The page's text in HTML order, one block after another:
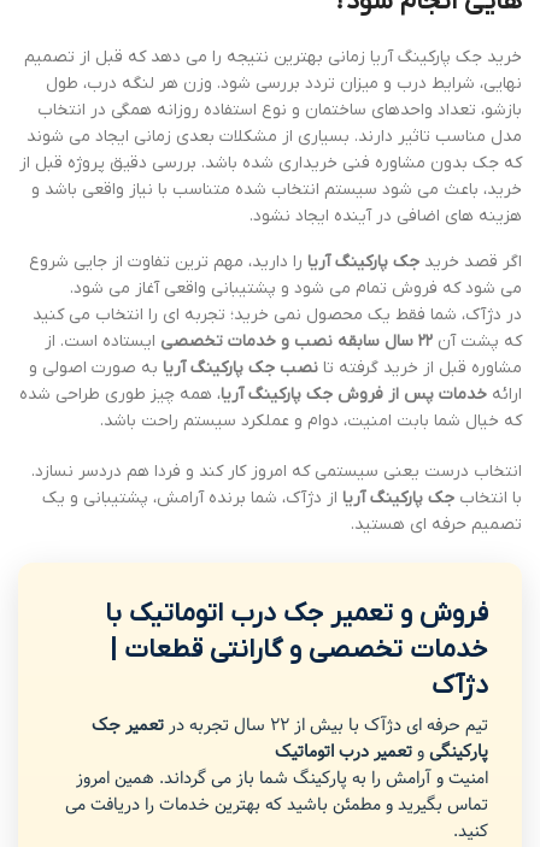
خرید جک پارکینگ آریا زمانی بهترین نتیجه را می دهد که قبل از تصمیم
نهایی، شرایط درب و میزان تردد بررسی شود. وزن هر لنگه درب، طول
بازشو، تعداد واحدهای ساختمان و نوع استفاده روزانه همگی در انتخاب
مدل مناسب تاثیر دارند. بسیاری از مشکلات بعدی زمانی ایجاد می شوند
که جک بدون مشاوره فنی خریداری شده باشد. بررسی دقیق پروژه قبل از
خرید، باعث می شود سیستم انتخاب شده متناسب با نیاز واقعی باشد و
هزینه های اضافی در آینده ایجاد نشود.
اگر قصد خرید جک پارکینگ آریا را دارید، مهم ترین تفاوت از جایی شروع
می شود که فروش تمام می شود و پشتیبانی واقعی آغاز می شود.
در دژآک، شما فقط یک محصول نمی خرید؛ تجربه ای را انتخاب می کنید
که پشت آن ۲۲ سال سابقه نصب و خدمات تخصصی
ایستاده است. از
مشاوره قبل از خرید گرفته تا نصب جک پارکینگ آریا به صورت اصولی و
ارائه خدمات پس از فروش جک پارکینگ آریا، همه چیز طوری طراحی شده
که خیال شما بابت امنیت، دوام و عملکرد سیستم راحت باشد.
انتخاب درست یعنی سیستمی که امروز کار کند و فردا هم دردسر نسازد.
با انتخاب جک پارکینگ آریا از دژآک، شما برنده آرامش، پشتیبانی و یک
تصمیم حرفه ای هستید.
فروش و تعمیر جک درب اتوماتیک با
خدمات تخصصی و گارانتی قطعات |
دژآک
تیم حرفه ای دژآک با بیش از 22 سال تجربه در
تعمیر جک
پارکینگیو تعمیر درب اتوماتیک
امنیت و آرامش را به پارکینگ شما باز می گرداند. همین امروز
تماس بگیرید و مطمئن باشید که بهترین خدمات را دریافت می
کنید.